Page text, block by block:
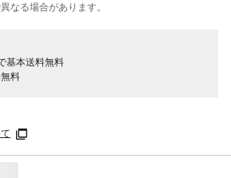
なる​場合が​あります。
基本送料無料
料